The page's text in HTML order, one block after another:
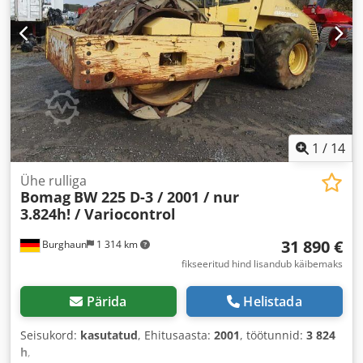
1 / 14
Burghaun 1 314 km
Ühe rulliga
Bomag BW 225 D-3 / 2001 / nur
3.824h! / Variocontrol
31 890 €
fikseeritud hind lisandub käibemaks
Pärida Helistada
Seisukord: kasutatud, Ehitusaasta: 2001, töötunnid: 3 824
h,